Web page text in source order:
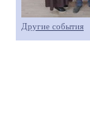
Другие события